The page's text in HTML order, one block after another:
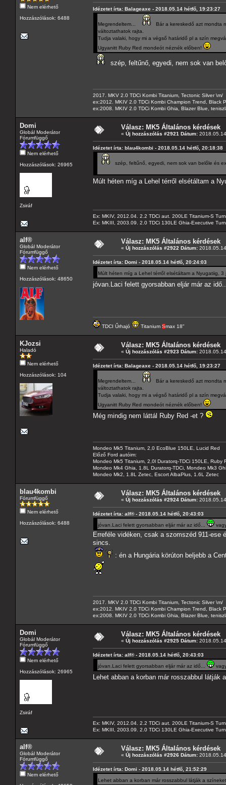
Nem elérhető
Hozzászólások: 6488
Idézetet írta: Balageaxe - 2018.05.14 hétfő, 19:23:27
Megrendeltem...
Bár a kereskedő azt mondta
változtathatok rajta.
Tudja valaki, hogy mi a végső határidő pl a szín
Ugyanitt Ruby Red mondeót néznék előben!
szép, feltűnő, egyedi, nem sok van
2017. MKV 2.0 TDCi Kombi Titanium, Tectonic Silver \m/
ex:2012. MKIV 2.0 TDCi Kombi Champion Trend, Black
ex:2008. MKIV 2.0 TDCi Kombi Ghia, Blazer Blue,
Domi
Globál Moderátor
Fórumfüggő
Nem elérhető
Hozzászólások: 26965
Zsiráf
Válasz: MK5 Általános kérdések
« Új hozzászólás #2921 Dátum:
Idézetet írta: blau4kombi - 2018.05.14 hétfő, 20:18:38
szép, feltűnő, egyedi, nem sok van belőle és
Múlt héten míg a Lehel térről elsétáltam a
Ex: MKIV, 2012.04. 2.2 TDCi aut. 200LE Titanium-S
Ex: MKIII, 2003.09. 2.0 TDCi 130LE Ghia-Executive
alf®
Globál Moderátor
Fórumfüggő
Nem elérhető
Hozzászólások: 48650
Válasz: MK5 Általános kérdések
« Új hozzászólás #2922 Dátum:
Idézetet írta: Domi - 2018.05.14 hétfő, 20:24:03
Múlt héten míg a Lehel térről elsétáltam a Nyugatiig,
jóvan.Laci felett gyorsabban eljár már az
TDCI Űrhajó Titanium Smax 18"
KJozsi
Haladó
Nem elérhető
Hozzászólások: 104
Válasz: MK5 Általános kérdések
« Új hozzászólás #2923 Dátum:
Idézetet írta: Balageaxe - 2018.05.14 hétfő, 19:23:27
Megrendeltem...
Bár a kereskedő azt mondta
változtathatok rajta.
Tudja valaki, hogy mi a végső határidő pl a szín
Ugyanitt Ruby Red mondeót néznék előben!
Még mindig nem láttál Ruby Red -et ?
Mondeo Mk5 Titanium, 2,0 EcoBlue 150LE, Lucid Red
Előző Ford autóim:
Mondeo Mk5 Titanium, 2,0l Duratorq-TDCi 150LE, Ruby
Mondeo Mk4 Ghia, 1.8L Duratorq-TDCi, Mondeo Mk3
Mondeo Mk2, 1.8L Zetec, Escort AlbaPlus, 1.6L Zetec
blau4kombi
Fórumfüggő
Nem elérhető
Hozzászólások: 6488
Válasz: MK5 Általános kérdések
« Új hozzászólás #2924 Dátum:
Idézetet írta: alf® - 2018.05.14 hétfő, 20:43:03
jóvan.Laci felett gyorsabban eljár már az idő...
Erreféle vidéken, csak a szomszéd 911-
sincs.
: én a Hungária körúton beljebb a
2017. MKV 2.0 TDCi Kombi Titanium, Tectonic Silver \m/
ex:2012. MKIV 2.0 TDCi Kombi Champion Trend, Black
ex:2008. MKIV 2.0 TDCi Kombi Ghia, Blazer Blue,
Domi
Globál Moderátor
Fórumfüggő
Nem elérhető
Hozzászólások: 26965
Zsiráf
Válasz: MK5 Általános kérdések
« Új hozzászólás #2925 Dátum:
Idézetet írta: alf® - 2018.05.14 hétfő, 20:43:03
jóvan.Laci felett gyorsabban eljár már az idő...
Lehet abban a korban már rosszabbul látják
Ex: MKIV, 2012.04. 2.2 TDCi aut. 200LE Titanium-S
Ex: MKIII, 2003.09. 2.0 TDCi 130LE Ghia-Executive
alf®
Globál Moderátor
Fórumfüggő
Nem elérhető
Válasz: MK5 Általános kérdések
« Új hozzászólás #2926 Dátum:
Idézetet írta: Domi - 2018.05.14 hétfő, 21:52:29
Lehet abban a korban már rosszabbul látják a